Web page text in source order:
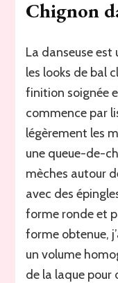
Chignon
La danseuse
les looks de bal
finition soignée
commence par
légèrement les
une queue-de-
mèches autour
avec des
forme ronde et
forme obtenue,
un volume
de la laque pour